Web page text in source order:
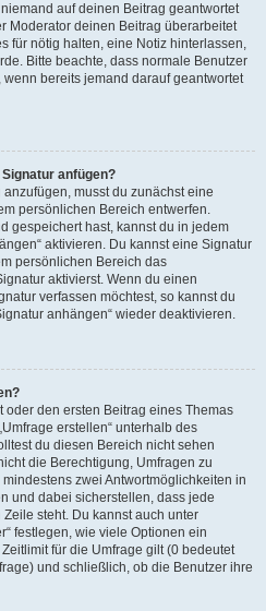
auf deinen Beitrag geantwortet
Moderator deinen Beitrag überarbeitet
für nötig halten, eine Notiz hinterlassen,
Bitte beachte, dass normale Benutzer
bereits jemand darauf geantwortet
anfügen?
musst du zunächst eine
persönlichen Bereich entwerfen.
gespeichert hast, kannst du in jedem
aktivieren. Du kannst eine Signatur
persönlichen Bereich das
aktivierst. Wenn du einen
verfassen möchtest, so kannst du
anhängen“ wieder deaktivieren.
den ersten Beitrag eines Themas
erstellen“ unterhalb des
du diesen Bereich nicht sehen
die Berechtigung, Umfragen zu
zwei Antwortmöglichkeiten in
und dabei sicherstellen, dass jede
steht. Du kannst auch unter
festlegen, wie viele Optionen ein
für die Umfrage gilt (0 bedeutet
und schließlich, ob die Benutzer ihre